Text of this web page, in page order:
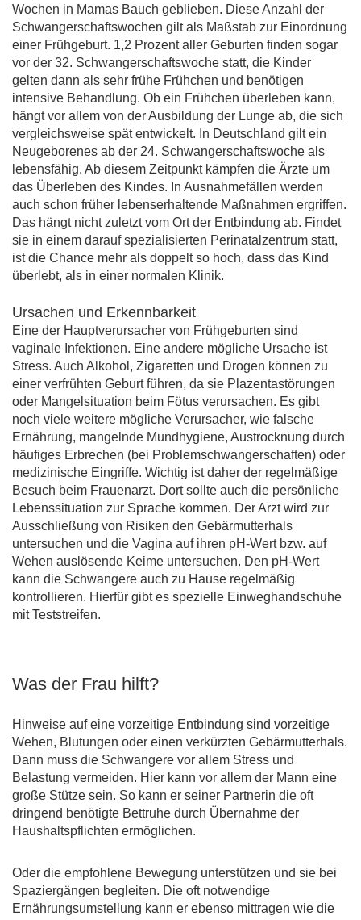
Wochen in Mamas Bauch geblieben. Diese Anzahl der
Schwangerschaftswochen gilt als Maßstab zur Einordnung
einer Frühgeburt. 1,2 Prozent aller Geburten finden sogar
vor der 32. Schwangerschaftswoche statt, die Kinder
gelten dann als sehr frühe Frühchen und benötigen
intensive Behandlung. Ob ein Frühchen überleben kann,
hängt vor allem von der Ausbildung der Lunge ab, die sich
vergleichsweise spät entwickelt. In Deutschland gilt ein
Neugeborenes ab der 24. Schwangerschaftswoche als
lebensfähig. Ab diesem Zeitpunkt kämpfen die Ärzte um
das Überleben des Kindes. In Ausnahmefällen werden
auch schon früher lebenserhaltende Maßnahmen ergriffen.
Das hängt nicht zuletzt vom Ort der Entbindung ab. Findet
sie in einem darauf spezialisierten Perinatalzentrum statt,
ist die Chance mehr als doppelt so hoch, dass das Kind
überlebt, als in einer normalen Klinik.
Ursachen und Erkennbarkeit
Eine der Hauptverursacher von Frühgeburten sind
vaginale Infektionen. Eine andere mögliche Ursache ist
Stress. Auch Alkohol, Zigaretten und Drogen können zu
einer verfrühten Geburt führen, da sie Plazentastörungen
oder Mangelsituation beim Fötus verursachen. Es gibt
noch viele weitere mögliche Verursacher, wie falsche
Ernährung, mangelnde Mundhygiene, Austrocknung durch
häufiges Erbrechen (bei Problemschwangerschaften) oder
medizinische Eingriffe. Wichtig ist daher der regelmäßige
Besuch beim Frauenarzt. Dort sollte auch die persönliche
Lebenssituation zur Sprache kommen. Der Arzt wird zur
Ausschließung von Risiken den Gebärmutterhals
untersuchen und die Vagina auf ihren pH-Wert bzw. auf
Wehen auslösende Keime untersuchen. Den pH-Wert
kann die Schwangere auch zu Hause regelmäßig
kontrollieren. Hierfür gibt es spezielle Einweghandschuhe
mit Teststreifen.
Was der Frau hilft?
Hinweise auf eine vorzeitige Entbindung sind vorzeitige
Wehen, Blutungen oder einen verkürzten Gebärmutterhals.
Dann muss die Schwangere vor allem Stress und
Belastung vermeiden. Hier kann vor allem der Mann eine
große Stütze sein. So kann er seiner Partnerin die oft
dringend benötigte Bettruhe durch Übernahme der
Haushaltspflichten ermöglichen.
Oder die empfohlene Bewegung unterstützen und sie bei
Spaziergängen begleiten. Die oft notwendige
Ernährungsumstellung kann er ebenso mittragen wie die